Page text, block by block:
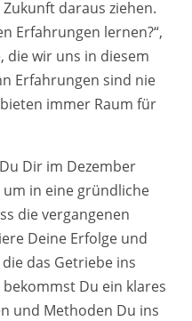
daraus ziehen.
Erfahrungen lernen?“,
die wir uns in diesem
Erfahrungen sind nie
immer Raum für
Dir im Dezember
in eine gründliche
die vergangenen
Deine Erfolge und
das Getriebe ins
Du ein klares
und Methoden Du ins